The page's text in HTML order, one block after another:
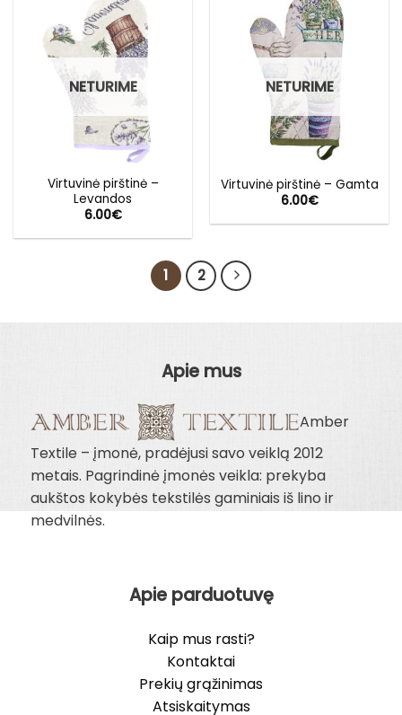
NETURIME
Virtuvinė pirštinė –
Levandos
6.00€
NETURIME
Virtuvinė pirštinė – Gamta
6.00€
1 2
Apie mus
Amber
Textile – įmonė, pradėjusi savo veiklą 2012
metais. Pagrindinė įmonės veikla: prekyba
aukštos kokybės tekstilės gaminiais iš lino ir
medvilnės.
Apie parduotuvę
Kaip mus rasti?
Kontaktai
Prekių grąžinimas
Atsiskaitymas